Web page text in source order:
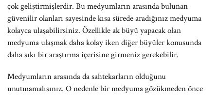
çok geliştirmişlerdir. Bu medyumların arasında bulunan
güvenilir olanları sayesinde kısa sürede aradığınız medyuma
kolayca ulaşabilirsiniz. Özellikle ak büyü yapacak olan
medyuma ulaşmak daha kolay iken diğer büyüler konusunda
daha sıkı bir araştırma içerisine girmeniz gerekebilir.
Medyumların arasında da sahtekarların olduğunu
unutmamalısınız. O nedenle bir medyuma gözükmeden önce